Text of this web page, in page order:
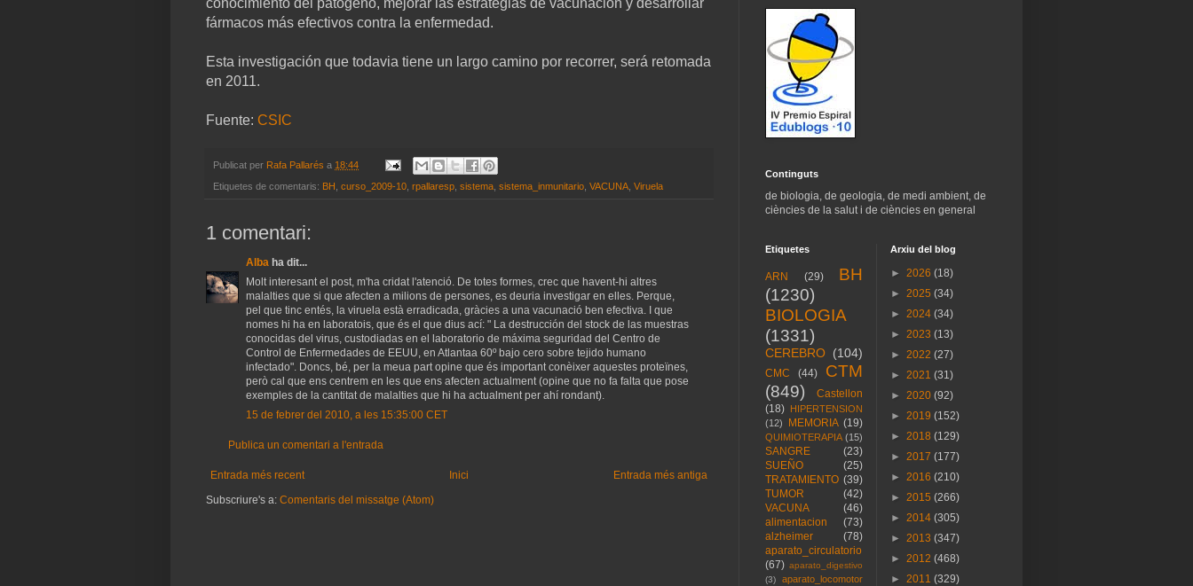
fármacos más efectivos contra la enfermedad.
Esta investigación que todavia tiene un largo camino por recorrer, será retomada
en 2011.
Fuente: CSIC
Publicat per Rafa Pallarés a 18:44
Etiquetes de comentaris: BH curso_2009-10 rpallaresp sistema sistema_inmunitario VACUNA Viruela
1 comentari:
Alba ha dit...
Molt interesant el post, m'ha cridat l'atenció. De totes formes, crec que havent-hi altres
malalties que si que afecten a milions de persones, es deuria investigar en elles. Perque,
pel que tinc entés, la viruela està erradicada, gràcies a una vacunació ben efectiva. I que
nomes hi ha en laboratois, que és el que dius ací: " La destrucción del stock de las muestras
conocidas del virus, custodiadas en el laboratorio de máxima seguridad del Centro de
Control de Enfermedades de EEUU, en Atlantaa 60º bajo cero sobre tejido humano
infectado". Doncs, bé, per la meua part opine que és important conèixer aquestes proteïnes,
però cal que ens centrem en les que ens afecten actualment (opine que no fa falta que pose
exemples de la cantitat de malalties que hi ha actualment per ahí rondant).
15 de febrer del 2010, a les 15:35:00 CET
Publica un comentari a l'entrada
Entrada més recent Entrada més antiga
Inici
Subscriure's a: Comentaris del missatge (Atom)
Continguts
de biologia, de geologia, de medi ambient, de
ciències de la salut i de ciències en general
Etiquetes
ARN (29)
BH
(1230)
BIOLOGIA
(1331)
CEREBRO (104)
CMC (44)
CTM
(849)
Castellon
(18) HIPERTENSION
(12)
MEMORIA (19)
QUIMIOTERAPIA (15)
SANGRE
(23)
SUEÑO
(25)
TRATAMIENTO (39)
TUMOR
(42)
VACUNA
(46)
alimentacion
(73)
alzheimer
(78)
aparato_circulatorio
(67) aparato_digestivo
(3)
aparato_locomotor
Arxiu del blog
► 2026 (18)
► 2025 (34)
► 2024 (34)
► 2023 (13)
► 2022 (27)
► 2021 (31)
► 2020 (92)
► 2019 (152)
► 2018 (129)
► 2017 (177)
► 2016 (210)
► 2015 (266)
► 2014 (305)
► 2013 (347)
► 2012 (468)
► 2011 (329)